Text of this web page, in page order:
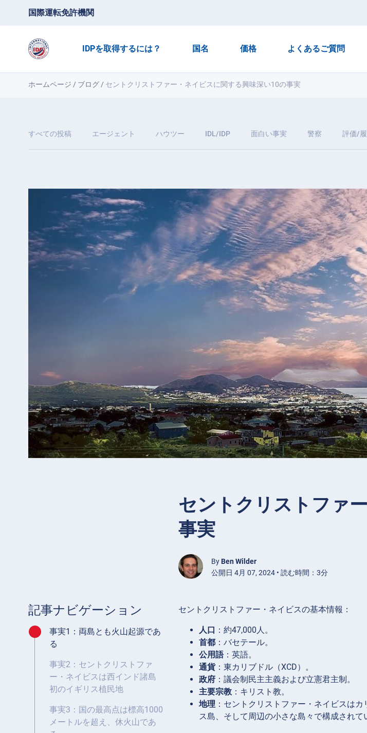
国際運転免許機関
IDPを取得するには？ 国名 価格 よくあるご質問
ホームページ / ブログ / セントクリストファー・ネイビスに関する興味深い10の事実
すべての投稿 エージェント ハウツー IDL/IDP 面白い事実 警察 評価/
セントクリストファ
事実
By Ben Wilder
公開日 4月 07, 2024 • 読む時間：3分
記事ナビゲーション
事実1：両島とも火山起源であ
る
事実2：セントクリストファ
ー・ネイビスは西インド諸島
初のイギリス植民地
事実3：国の最高点は標高1000
メートルを超え、休火山であ
セントクリストファー・ネイビスの基本情報：
人口 ：約47,000人。
首都 ：バセテール。
公用語：英語。
通貨：東カリブドル（XCD）。
政府 ：議会制民主主義および立憲君主制。
主要宗教 ：キリスト教。
地理 ：セントクリストファー・ネイビスは
ス島、そして周辺の小さな島々で構成され